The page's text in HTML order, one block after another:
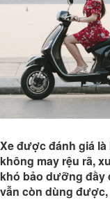
Xe được đánh giá là
không may rệu rã,
khó bảo dưỡng đầy
vẫn còn dùng